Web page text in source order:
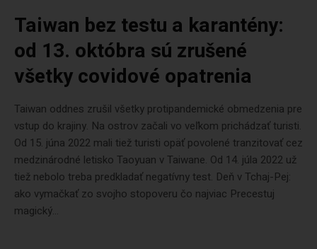
Taiwan bez testu a karantény:
od 13. októbra sú zrušené
všetky covidové opatrenia
Taiwan oddnes zrušil všetky protipandemické obmedzenia pre
vstup do krajiny. Na ostrov začali vo veľkom prichádzať turisti.
Od 15. júna 2022 mali tiež turisti opäť povolené tranzitovať cez
medzinárodné letisko Taoyuan v Taiwane. Od 14. júla 2022 už
tiež nebolo treba predkladať negatívny test. Deň v Tchaj-Pej:
ako vymačkať zo svojho stopoveru čo najviac Precestuj
magický...